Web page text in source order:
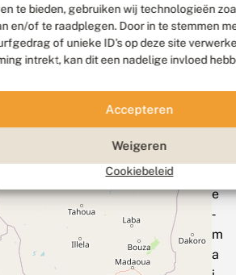
te bieden, gebruiken wij technologieën
en/of te raadplegen. Door in te stemmen
of unieke ID's op deze site
intrekt, kan dit een nadelige invloed
Accepteren
Weigeren
Cookiebeleid
u
u
r
a
e
‑
m
a